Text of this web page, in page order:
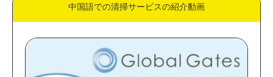
中国語での清掃サービスの紹介動画